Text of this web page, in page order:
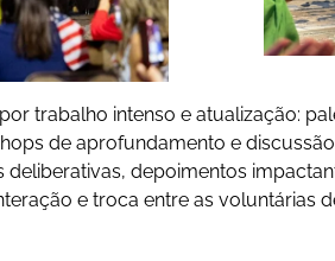
trabalho intenso e atualização:
de aprofundamento e
depoimentos
e troca entre as voluntárias